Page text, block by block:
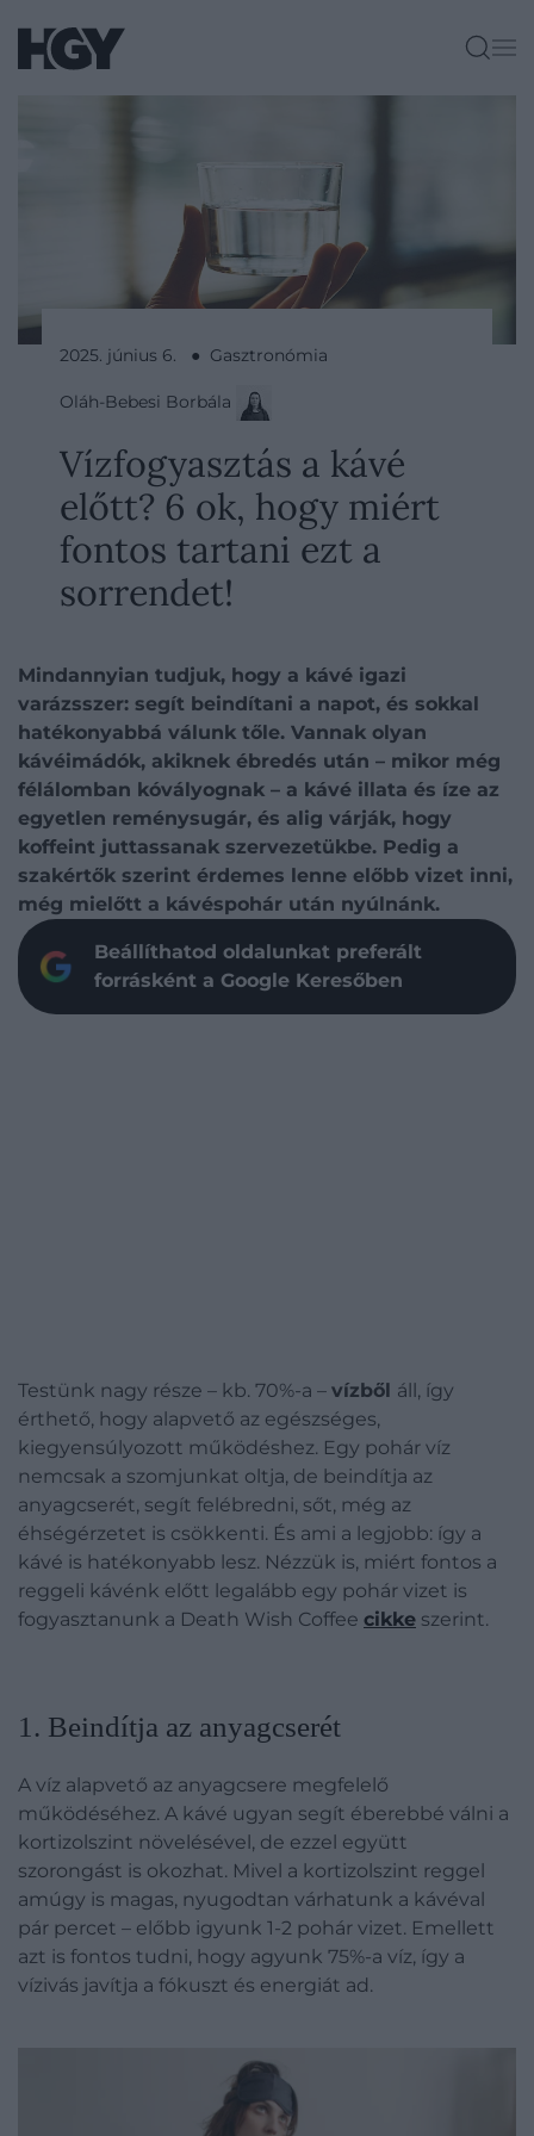
2025. június 6. ● Gasztronómia
Oláh-Bebesi Borbála
Vízfogyasztás a kávé
előtt? 6 ok, hogy miért
fontos tartani ezt a
sorrendet!
Mindannyian tudjuk, hogy a kávé igazi
varázsszer: segít beindítani a napot, és sokkal
hatékonyabbá válunk tőle. Vannak olyan
kávéimádók, akiknek ébredés után – mikor még
félálomban kóvályognak – a kávé illata és íze az
egyetlen reménysugár, és alig várják, hogy
koffeint juttassanak szervezetükbe. Pedig a
szakértők szerint érdemes lenne előbb vizet inni,
még mielőtt a kávéspohár után nyúlnánk.
Beállíthatod oldalunkat preferált
forrásként a Google Keresőben
Testünk nagy része – kb. 70%-a – vízből áll, így
érthető, hogy alapvető az egészséges,
kiegyensúlyozott működéshez. Egy pohár víz
nemcsak a szomjunkat oltja, de beindítja az
anyagcserét, segít felébredni, sőt, még az
éhségérzetet is csökkenti. És ami a legjobb: így a
kávé is hatékonyabb lesz. Nézzük is, miért fontos a
reggeli kávénk előtt legalább egy pohár vizet is
fogyasztanunk a Death Wish Coffee cikke szerint.
1. Beindítja az anyagcserét
A víz alapvető az anyagcsere megfelelő
működéséhez. A kávé ugyan segít éberebbé válni a
kortizolszint növelésével, de ezzel együtt
szorongást is okozhat. Mivel a kortizolszint reggel
amúgy is magas, nyugodtan várhatunk a kávéval
pár percet – előbb igyunk 1-2 pohár vizet. Emellett
azt is fontos tudni, hogy agyunk 75%-a víz, így a
vízivás javítja a fókuszt és energiát ad.